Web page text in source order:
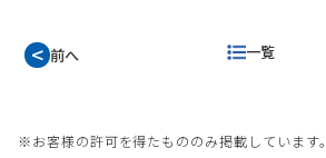
前へ 一覧
※お客様の許可を得たもののみ掲載しています。